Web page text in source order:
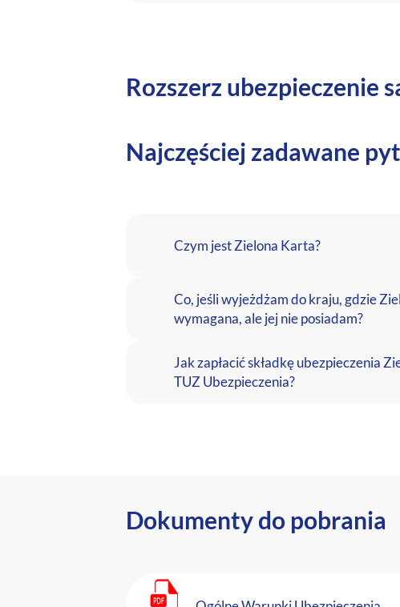
Rozszerz ubezpieczenie
Najczęściej zadawane
Czym jest Zielona Karta?
Co, jeśli wyjeżdżam do kraju, gdzie
wymagana, ale jej nie posiadam?
Jak zapłacić składkę ubezpieczenia
TUZ Ubezpieczenia?
Dokumenty do pobrania